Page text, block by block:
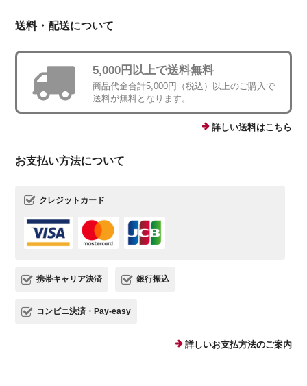
送料・配送について
5,000円以上で送料無料
商品代金合計5,000円（税込）以上のご購入で
送料が無料となります。
詳しい送料はこちら
お支払い方法について
クレジットカード
携帯キャリア決済 銀行振込
コンビニ決済・Pay-easy
詳しいお支払方法のご案内